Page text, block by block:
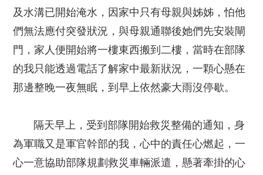
及水溝已開始淹水，因家中只有母親與姊姊，怕他
們無法應付突發狀況，與母親通聯後她們先安裝閘
門，家人便開始將一樓東西搬到二樓，當時在部隊
的我只能透過電話了解家中最新狀況，一顆心懸在
那邊整晚一夜無眠，到早上依然豪大雨沒停歇。
隔天早上，受到部隊開始救災整備的通知，身
為軍職又是軍官幹部的我，心中的責任心燃起，一
心一意協助部隊規劃救災車輛派遣，懸著牽掛的心